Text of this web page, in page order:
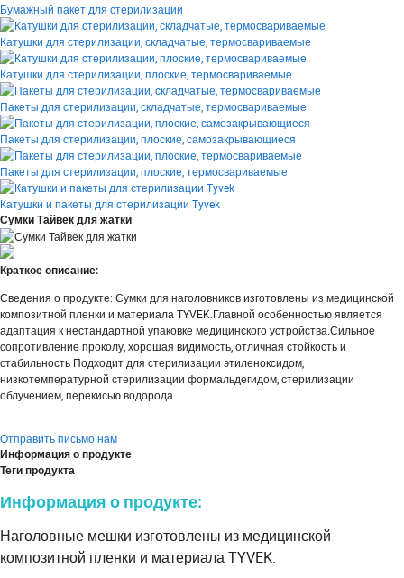
Бумажный пакет для стерилизации
Катушки для стерилизации, складчатые, термосвариваемые
Катушки для стерилизации, плоские, термосвариваемые
Пакеты для стерилизации, складчатые, термосвариваемые
Пакеты для стерилизации, плоские, самозакрывающиеся
Пакеты для стерилизации, плоские, термосвариваемые
Катушки и пакеты для стерилизации Tyvek
Сумки Тайвек для жатки
Краткое описание:
Сведения о продукте: Сумки для наголовников изготовлены из медицинской
композитной пленки и материала TYVEK.Главной особенностью является
адаптация к нестандартной упаковке медицинского устройства.Сильное
сопротивление проколу, хорошая видимость, отличная стойкость и
стабильность Подходит для стерилизации этиленоксидом,
низкотемпературной стерилизации формальдегидом, стерилизации
облучением, перекисью водорода.
Отправить письмо нам
Информация о продукте
Теги продукта
Информация о продукте:
Наголовные мешки изготовлены из медицинской
композитной пленки и материала TYVEK.